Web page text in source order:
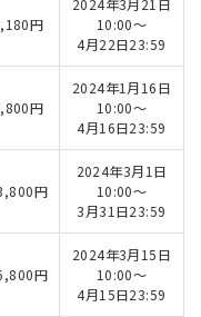
円
10:00～
4月22日23:59
円
2024年1月16日
10:00～
4月16日23:59
円
2024年3月1日
10:00～
3月31日23:59
円
2024年3月15日
10:00～
4月15日23:59